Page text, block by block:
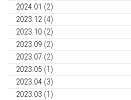
2024.01 (2)
2023.12 (4)
2023.10 (2)
2023.09 (2)
2023.07 (2)
2023.05 (1)
2023.04 (3)
2023.03 (1)